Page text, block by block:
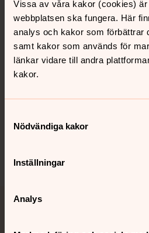
Vissa av våra kakor (cookies) är
webbplatsen ska fungera. Här
analys och kakor som förbättrar
samt kakor som används för
länkar vidare till andra
kakor.
Nödvändiga kakor
Inställningar
Analys
Kalender
Hitta snabbt
Sociala kanaler